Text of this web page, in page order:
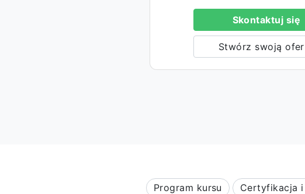
Skontaktuj się
Stwórz swoją
Program kursu Certyfikacja